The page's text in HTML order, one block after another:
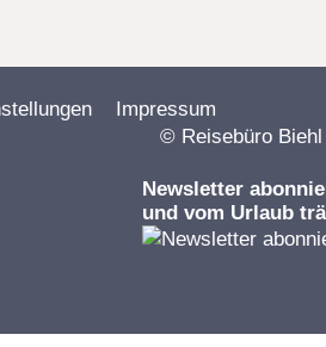
Impressum
© Reisebüro Biehl
Newsletter
und vom Urlaub